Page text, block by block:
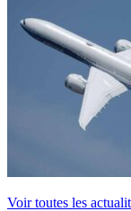
Voir toutes les